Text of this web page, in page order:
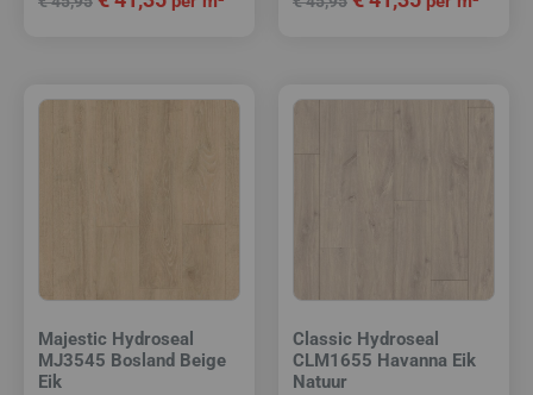
Majestic Hydroseal
MJ3545 Bosland Beige
Eik
Classic Hydroseal
CLM1655 Havanna Eik
Natuur